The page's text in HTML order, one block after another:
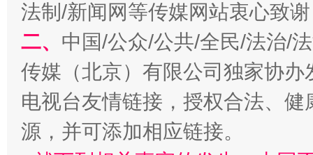
揭开“小金库”的免责幌子
法制/新闻网等传媒网站衷心致
二、 中国/公众/公共/全民/法治/
传媒（北京）有限公司独家协
电视台友情链接，授权合法、
源，并可添加相应链接。